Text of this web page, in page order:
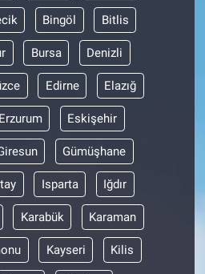
Bingöl Bitlis
Bursa Denizli
Edirne Elazığ
Erzurum Eskişehir
Gümüşhane
Isparta Iğdır
Karabük Karaman
Kayseri Kilis